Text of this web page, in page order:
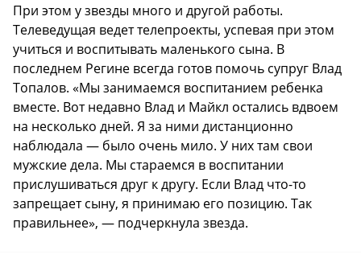
При этом у звезды много и другой работы.
Телеведущая ведет телепроекты, успевая при этом
учиться и воспитывать маленького сына. В
последнем Регине всегда готов помочь супруг Влад
Топалов. «Мы занимаемся воспитанием ребенка
вместе. Вот недавно Влад и Майкл остались вдвоем
на несколько дней. Я за ними дистанционно
наблюдала — было очень мило. У них там свои
мужские дела. Мы стараемся в воспитании
прислушиваться друг к другу. Если Влад что-то
запрещает сыну, я принимаю его позицию. Так
правильнее», — подчеркнула звезда.